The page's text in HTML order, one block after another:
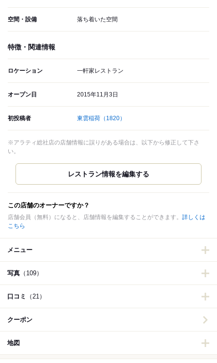
空間・設備 落ち着いた空間
特徴・関連情報
ロケーション 一軒家レストラン
オープン日 2015年11月3日
初投稿者 東雲稲荷 （1820）
※アラティ総社店の店舗情報に誤りがある場合は、以下から修正して下さ
い。
この店舗のオーナーですか？
店舗会員（無料）になると、店舗情報を編集することができます。 詳しくは
こちら
メニュー
写真 （109）
口コミ （21）
クーポン
地図